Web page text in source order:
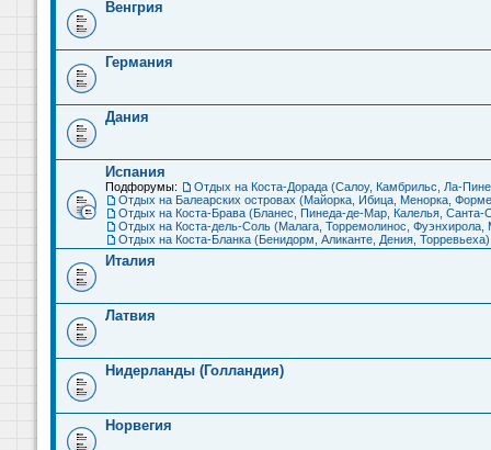
Венгрия
Германия
Дания
Испания
Подфорумы: Отдых на Коста-Дорада (Салоу, Камбрильс, Ла-
Отдых на Балеарских островах (Майорка, Ибица, Менорка,
Отдых на Коста-Брава (Бланес, Пинеда-де-Мар, Калелья, Санта-
Отдых на Коста-дель-Соль (Малага, Торремолинос, Фуэнхирола,
Отдых на Коста-Бланка (Бенидорм, Аликанте, Дения, Торревьеха)
Италия
Латвия
Нидерланды (Голландия)
Норвегия